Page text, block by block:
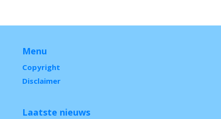
Menu
Copyright
Disclaimer
Laatste nieuws